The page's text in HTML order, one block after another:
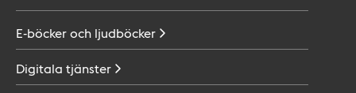
E-böcker och ljudböcker
Digitala tjänster